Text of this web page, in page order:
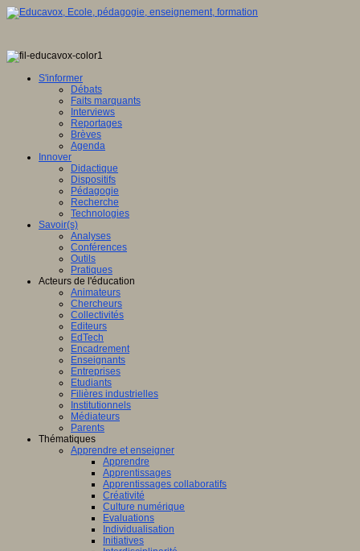
S'informer
Débats
Faits marquants
Interviews
Reportages
Brèves
Agenda
Innover
Didactique
Dispositifs
Pédagogie
Recherche
Technologies
Savoir(s)
Analyses
Conférences
Outils
Pratiques
Acteurs de l'éducation
Animateurs
Chercheurs
Collectivités
Editeurs
EdTech
Encadrement
Enseignants
Entreprises
Etudiants
Filières industrielles
Institutionnels
Médiateurs
Parents
Thématiques
Apprendre et enseigner
Apprendre
Apprentissages
Apprentissages collaboratifs
Créativité
Culture numérique
Evaluations
Individualisation
Initiatives